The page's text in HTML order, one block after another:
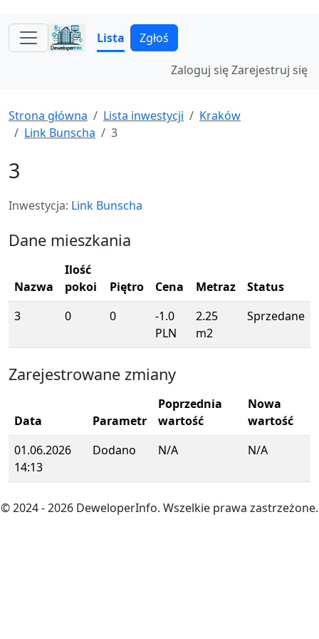
Lista Zgłoś
Zaloguj sięZarejestruj się
Strona główna Lista inwestycji
Kraków
Link Bunscha
3
3
Inwestycja: Link Bunscha
Dane mieszkania
Nazwa
Ilość
pokoi
Piętro Cena Metraz
Status
3
0 0
-1.0
PLN
2.25
m2
Sprzedane
Zarejestrowane zmiany
Data Parametr
Poprzednia
wartość
Nowa
wartość
01.06.2026
14:13
Dodano N/A N/A
© 2024- 2026 DeweloperInfo. Wszelkie prawa zastrzeżone.